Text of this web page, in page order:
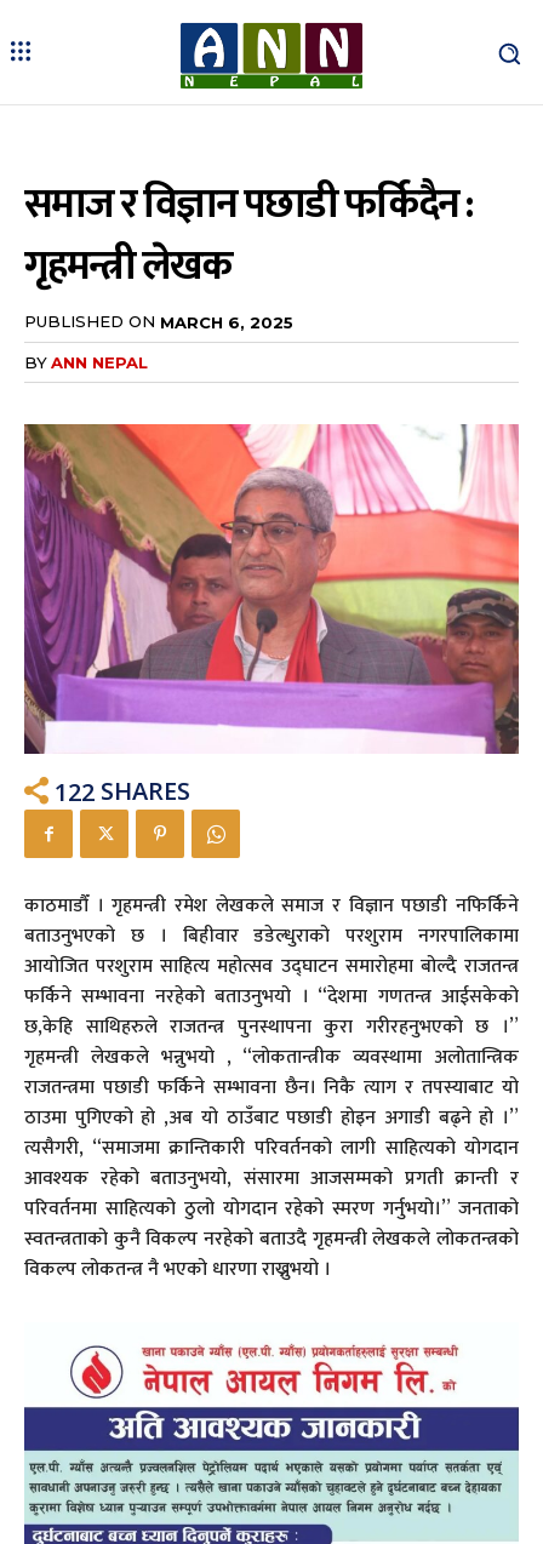
समाज र विज्ञान पछाडी फर्किदैन :
गृहमन्त्री लेखक
PUBLISHED ON MARCH 6, 2025
BYANN NEPAL
122 SHARES
काठमाडौँ । गृहमन्त्री रमेश लेखकले समाज र विज्ञान पछाडी नफिर्किने
बताउनुभएको छ । बिहीवार डडेल्धुराको परशुराम नगरपालिकामा
आयोजित परशुराम साहित्य महोत्सव उद्घाटन समारोहमा बोल्दै राजतन्त्र
फर्किने सम्भावना नरहेको बताउनुभयो । “देशमा गणतन्त्र आईसकेको
छ,केहि साथिहरुले राजतन्त्र पुनस्थापना कुरा गरीरहनुभएको छ ।”
गृहमन्त्री लेखकले भन्नुभयो , “लोकतान्त्रीक व्यवस्थामा अलोतान्त्रिक
राजतन्त्रमा पछाडी फर्किने सम्भावना छैन। निकै त्याग र तपस्याबाट यो
ठाउमा पुगिएको हो ,अब यो ठाउँबाट पछाडी होइन अगाडी बढ्ने हो ।”
त्यसैगरी, “समाजमा क्रान्तिकारी परिवर्तनको लागी साहित्यको योगदान
आवश्यक रहेको बताउनुभयो, संसारमा आजसम्मको प्रगती क्रान्ती र
परिवर्तनमा साहित्यको ठुलो योगदान रहेको स्मरण गर्नुभयो।” जनताको
स्वतन्त्रताको कुनै विकल्प नरहेको बताउदै गृहमन्त्री लेखकले लोकतन्त्रको
विकल्प लोकतन्त्र नै भएको धारणा राख्नुभयो ।